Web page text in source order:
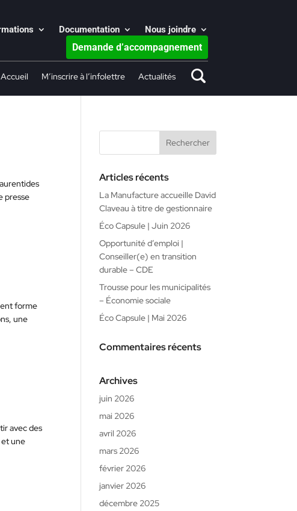
Documentation Nous joindre
Demande d’accompagnement
Accueil M’inscrire à l’infolettre Actualités
presse
forme
une
avec des
et une
Articles récents
La Manufacture accueille David
Claveau à titre de gestionnaire
Éco Capsule | Juin 2026
Opportunité d’emploi |
Conseiller(e) en transition
durable – CDE
Trousse pour les municipalités
– Économie sociale
Éco Capsule | Mai 2026
Commentaires récents
Archives
juin 2026
mai 2026
avril 2026
mars 2026
février 2026
janvier 2026
décembre 2025